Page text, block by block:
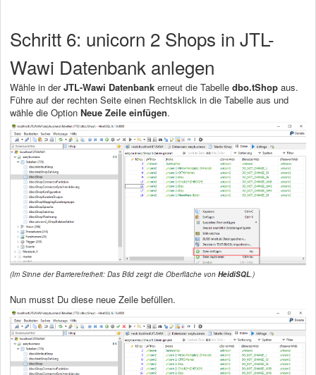
Schritt 6: unicorn 2 Shops in JTL-
Wawi Datenbank anlegen
Wähle in derJTL-Wawi Datenbank erneut die Tabelle dbo.tShop aus.
Führe auf der rechten Seite einen Rechtsklick in die Tabelle aus und
wähle die Option Neue Zeile einfügen.
(Im Sinne der Barrierefreiheit: Das Bild zeigt die Oberfläche von HeidiSQL .)
Nun musst Du diese neue Zeile befüllen.